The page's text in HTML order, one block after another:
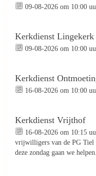
09-08-2026 om 10:00
Kerkdienst Lingekerk
09-08-2026 om 10:00
Kerkdienst
16-08-2026 om 10:00
Kerkdienst Vrijthof
16-08-2026 om 10:15
vrijwilligers van de PG
deze zondag gaan we